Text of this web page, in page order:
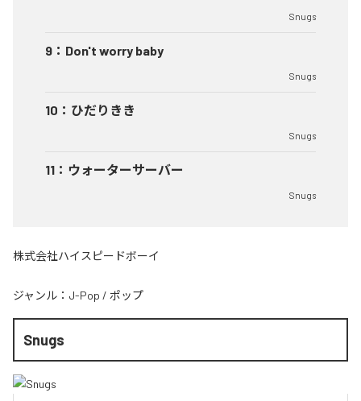
Snugs
9 ： Don't worry baby
Snugs
10 ： ひだりきき
Snugs
11 ： ウォーターサーバー
Snugs
株式会社ハイスピードボーイ
ジャンル： J-Pop / ポップ
Snugs